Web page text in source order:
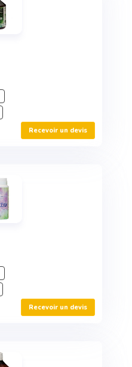
Recevoir un devis
Recevoir un devis